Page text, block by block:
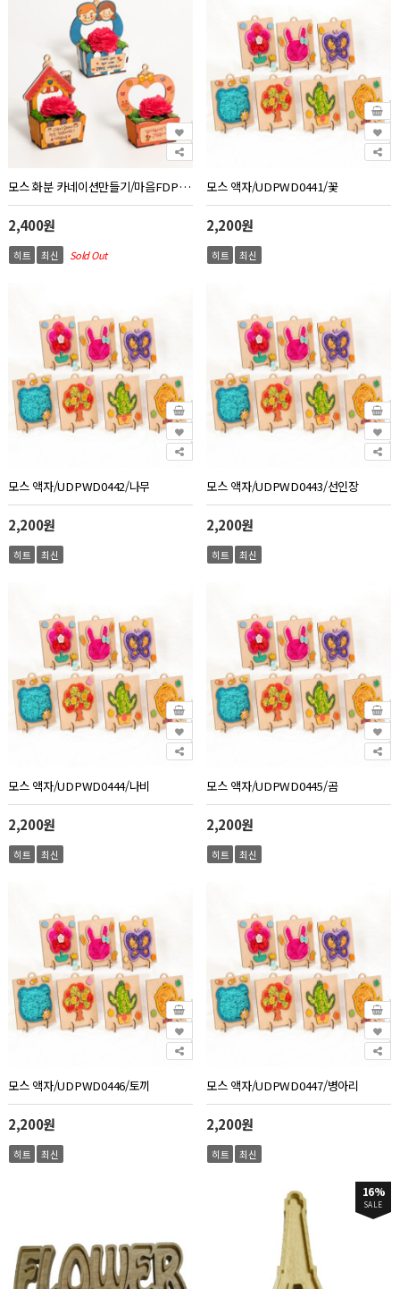
모스 화분 카네이션만들기/마음FDPWD0461
2,400원
히트 최신 Sold Out
모스 액자/UDPWD0441/꽃
2,200원
히트 최신
모스 액자/UDPWD0442/나무
2,200원
히트 최신
모스 액자/UDPWD0443/선인장
2,200원
히트 최신
모스 액자/UDPWD0444/나비
2,200원
히트 최신
모스 액자/UDPWD0445/곰
2,200원
히트 최신
모스 액자/UDPWD0446/토끼
2,200원
히트 최신
모스 액자/UDPWD0447/병아리
2,200원
히트 최신
16%
SALE